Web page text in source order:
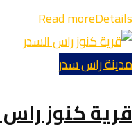
Read moreDetails
مدينة راس سدر
قرية كنوز